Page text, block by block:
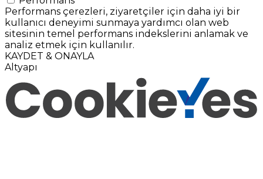
Performans çerezleri, ziyaretçiler için daha iyi bir
kullanıcı deneyimi sunmaya yardımcı olan web
sitesinin temel performans indekslerini anlamak ve
analiz etmek için kullanılır.
KAYDET & ONAYLA
Altyapı